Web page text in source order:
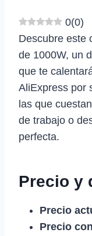
0(0)
Descubre este
de 1000W, un
que te
AliExpress por
las que
de trabajo o
perfecta.
Precio y
Precio
Precio